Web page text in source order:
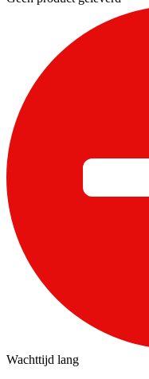
Wachttijd lang